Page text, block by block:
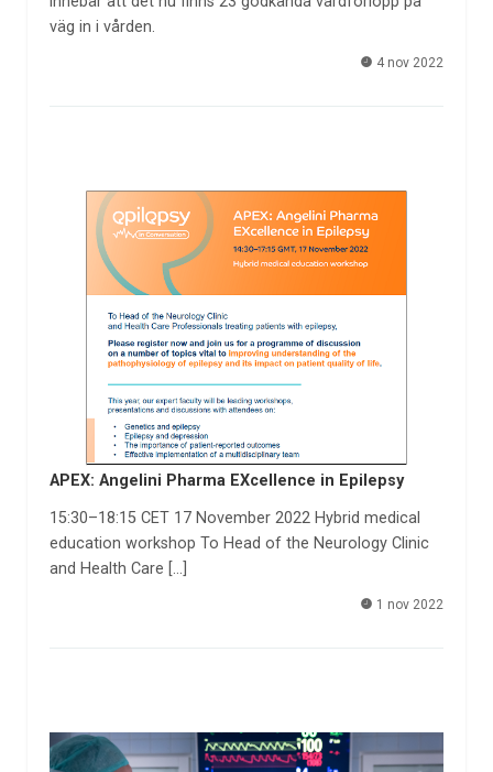
väg in i vården.
4 nov 2022
APEX: Angelini Pharma EXcellence in Epilepsy
15:30–18:15 CET 17 November 2022 Hybrid medical
education workshop To Head of the Neurology Clinic
and Health Care […]
1 nov 2022